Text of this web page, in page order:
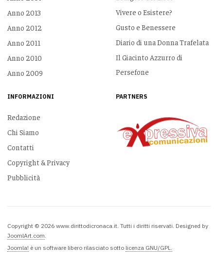
Anno 2013
Anno 2012
Anno 2011
Anno 2010
Anno 2009
Vivere o Esistere?
Gusto e Benessere
Diario di una Donna Trafelata
Il Giacinto Azzurro di
Persefone
INFORMAZIONI
Redazione
Chi Siamo
Contatti
Copyright & Privacy
Pubblicità
PARTNERS
Copyright © 2026 www.dirittodicronaca.it. Tutti i diritti riservati. Designed by
JoomlArt.com
Joomla! è un software libero rilasciato sotto licenza GNU/GPL.